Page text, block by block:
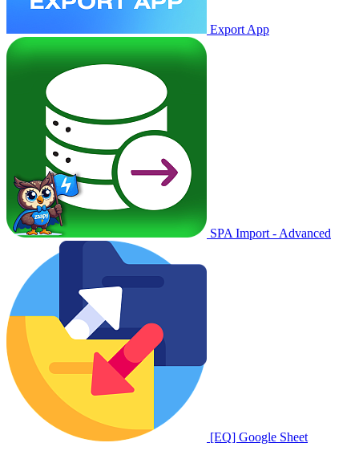
Export App
SPA Import - Advanced
[EQ] Google Sheet